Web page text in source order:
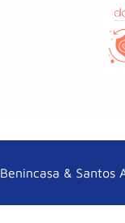
Benincasa & Santos